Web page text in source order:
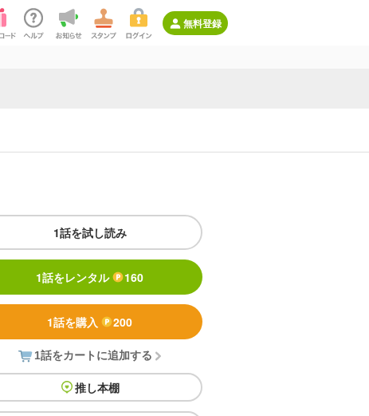
無料登録
1話を試し読み
1話をレンタル 160
1話を購入 200
1話をカートに追加する
推し本棚